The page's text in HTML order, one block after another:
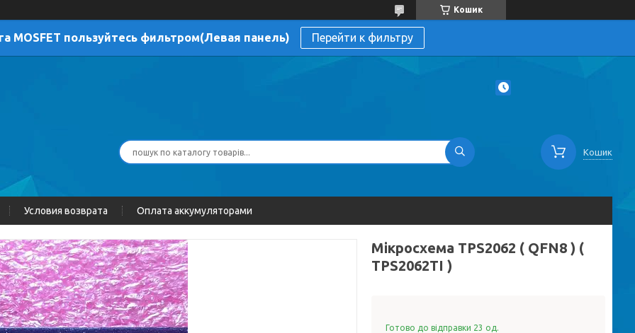
Кошик
MOSFET пользуйтесь фильтром(Левая панель) Перейти к фильтру
Кошик
Условия возврата Оплата аккумуляторами
Мікросхема TPS2062 ( QFN8 ) (
TPS2062TI )
Готово до відправки 23 од.